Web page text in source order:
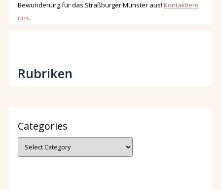
Bewunderung für das Straßburger Münster aus! Kontaktiere
uns.
Rubriken
Categories